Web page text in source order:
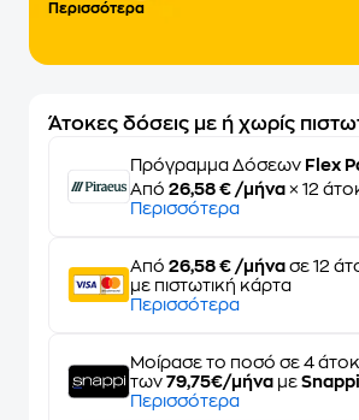
Περισσότερα
Άτοκες δόσεις με ή χωρίς
Πρόγραμμα Δόσεων Flex
Από 26,58 € /μήνα × 12
Περισσότερα
Από 26,58 € /μήνα σε 12
με πιστωτική κάρτα
Περισσότερα
Μοίρασε το ποσό σε 4
των 79,75€/μήνα με
Περισσότερα